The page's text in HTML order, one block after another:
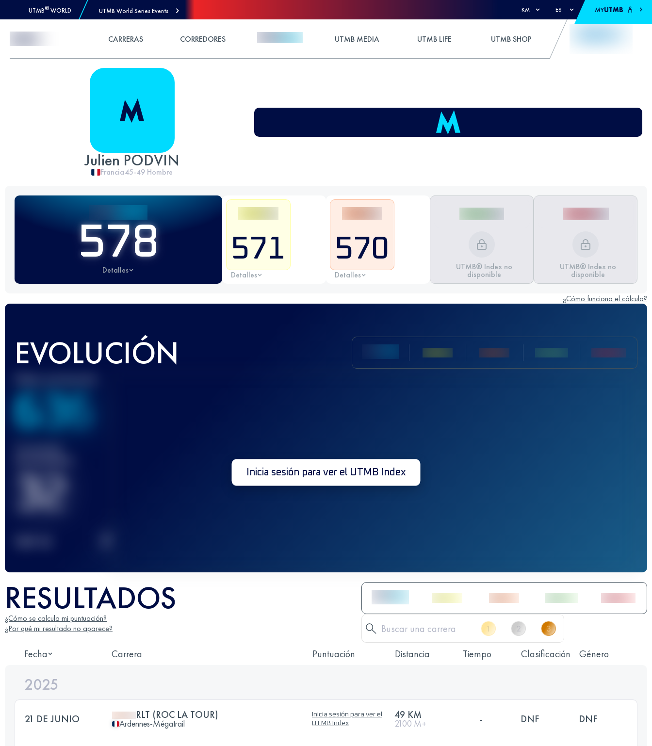
UTMB® WORLD UTMB World Series Events KM ES MYUTMB
CARRERAS CORREDORES UTMB MEDIA UTMB LIFE UTMB SHOP
Julien PODVIN
Francia45-49 Hombre
578
Detalles
571
Detalles
570
Detalles
UTMB® Index no
disponible
UTMB® Index no
disponible
¿Cómo funciona el cálculo?
EVOLUCIÓN
636
32 Inicia sesión para ver el UTMB Index
RESULTADOS
¿Cómo se calcula mi puntuación?
¿Por qué mi resultado no aparece?
Fecha Carrera Puntuación Distancia Tiempo Clasificación Género
2025
21 DE JUNIO RLT (ROC LA TOUR)
Ardennes-Mégatrail
Inicia sesión para ver el
UTMB Index
49 KM
2100 M+ - DNF DNF